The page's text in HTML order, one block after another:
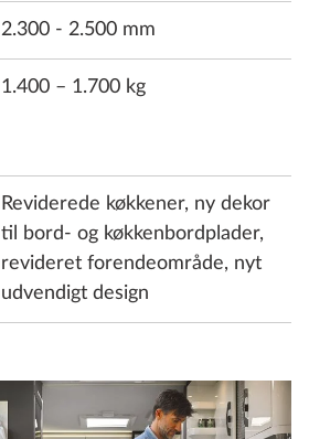
2.300 - 2.500 mm
1.400 – 1.700 kg
Reviderede køkkener, ny dekor
til bord- og køkkenbordplader,
revideret forendeområde, nyt
udvendigt design